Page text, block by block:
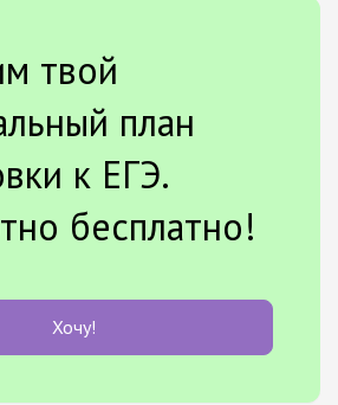
твой
план
к ЕГЭ.
бесплатно!
Хочу!